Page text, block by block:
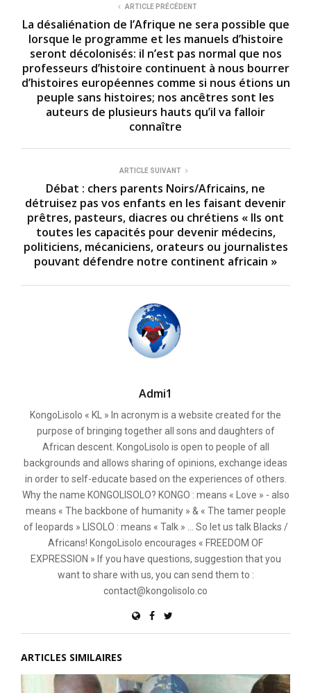
ARTICLE PRÉCÉDENT
La désaliénation de l’Afrique ne sera possible que
lorsque le programme et les manuels d’histoire
seront décolonisés: il n’est pas normal que nos
professeurs d’histoire continuent à nous bourrer
d’histoires européennes comme si nous étions un
peuple sans histoires; nos ancêtres sont les
auteurs de plusieurs hauts qu’il va falloir
connaître
ARTICLE SUIVANT
Débat : chers parents Noirs/Africains, ne
détruisez pas vos enfants en les faisant devenir
prêtres, pasteurs, diacres ou chrétiens « Ils ont
toutes les capacités pour devenir médecins,
politiciens, mécaniciens, orateurs ou journalistes
pouvant défendre notre continent africain »
Admi1
KongoLisolo « KL » In acronym is a website created for the
purpose of bringing together all sons and daughters of
African descent. KongoLisolo is open to people of all
backgrounds and allows sharing of opinions, exchange ideas
in order to self-educate based on the experiences of others.
Why the name KONGOLISOLO? KONGO : means « Love » - also
means « The backbone of humanity » & « The tamer people
of leopards » LISOLO : means « Talk » ... So let us talk Blacks /
Africans! KongoLisolo encourages « FREEDOM OF
EXPRESSION » If you have questions, suggestion that you
want to share with us, you can send them to :
contact@kongolisolo.co
ARTICLES SIMILAIRES